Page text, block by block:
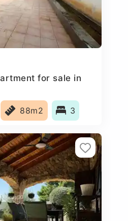
for sale in
88m2 3